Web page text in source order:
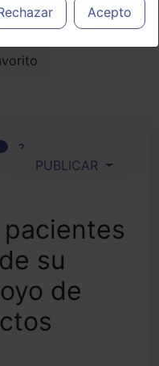
adecuado a lasAcepto
|Adicciones y
2
PUBLICAR
su
de